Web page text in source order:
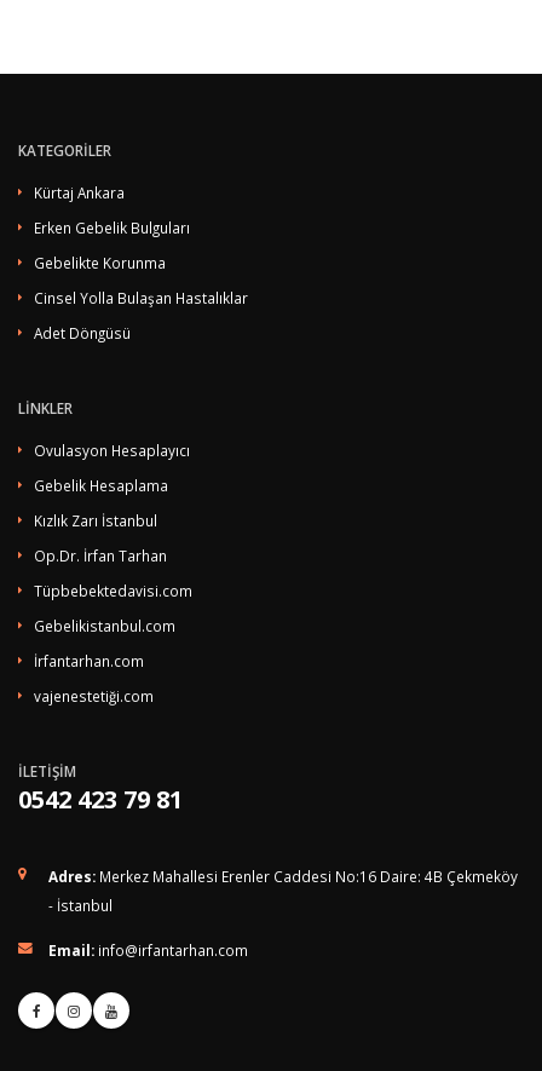
KATEGORİLER
Kürtaj Ankara
Erken Gebelik Bulguları
Gebelikte Korunma
Cinsel Yolla Bulaşan Hastalıklar
Adet Döngüsü
LİNKLER
Ovulasyon Hesaplayıcı
Gebelik Hesaplama
Kızlık Zarı İstanbul
Op.Dr. İrfan Tarhan
Tüpbebektedavisi.com
Gebelikistanbul.com
İrfantarhan.com
vajenestetiği.com
İLETİŞİM
0542 423 79 81
Adres: Merkez Mahallesi Erenler Caddesi No:16 Daire: 4B Çekmeköy
- İstanbul
Email: info@irfantarhan.com